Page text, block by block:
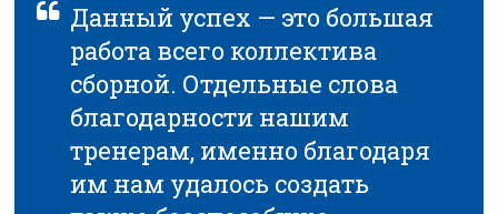
Данный успех — это большая
работа всего коллектива
сборной. Отдельные слова
благодарности нашим
тренерам, именно благодаря
им нам удалось создать